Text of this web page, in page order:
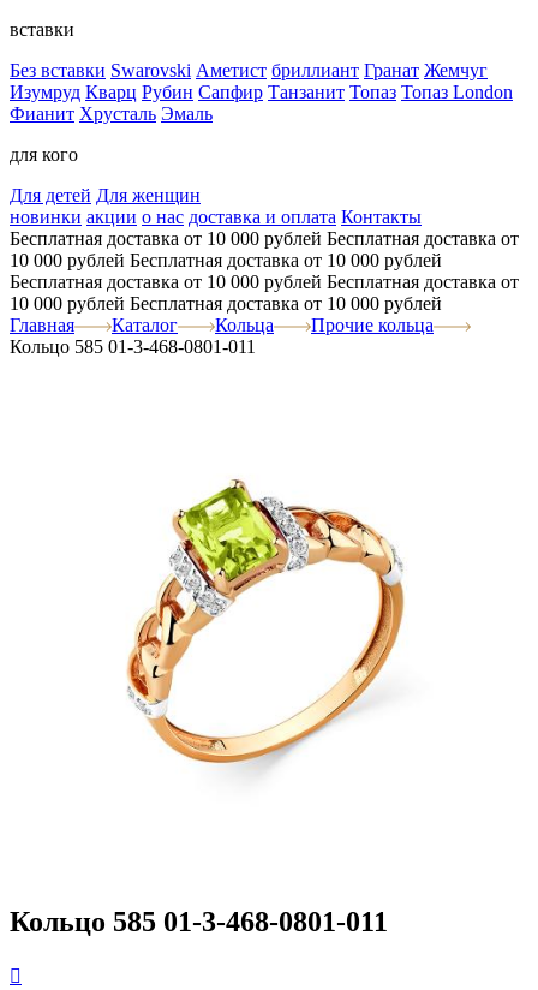
вставки
Без вставки Swarovski Аметист бриллиант Гранат Жемчуг
Изумруд Кварц Рубин Сапфир Танзанит Топаз Топаз London
Фианит Хрусталь Эмаль
для кого
Для детей Для женщин
новинки акции о нас доставка и оплата Контакты
Бесплатная доставка от 10 000 рублей Бесплатная доставка от
10 000 рублей Бесплатная доставка от 10 000 рублей
Бесплатная доставка от 10 000 рублей Бесплатная доставка от
10 000 рублей Бесплатная доставка от 10 000 рублей
Главная
Каталог Кольца
Прочие кольца
Кольцо 585 01-3-468-0801-011
Кольцо 585 01-3-468-0801-011
